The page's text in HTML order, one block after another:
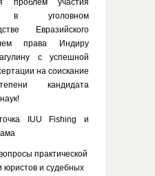
проблем участия
в уголовном
Евразийского
права Индиру
с успешной
на соискание
кандидата
IUU Fishing и
практической
юристов и судебных